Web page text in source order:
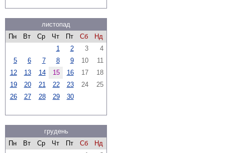
листопад
Пн
Вт Ср Чт Пт Сб
Нд
1
2 3
4
5
6 7 8 9 10
11
12
13 14 15 16 17
18
19
20 21 22 23 24
25
26
27 28 29 30
грудень
Пн
Вт Ср Чт Пт Сб
Нд